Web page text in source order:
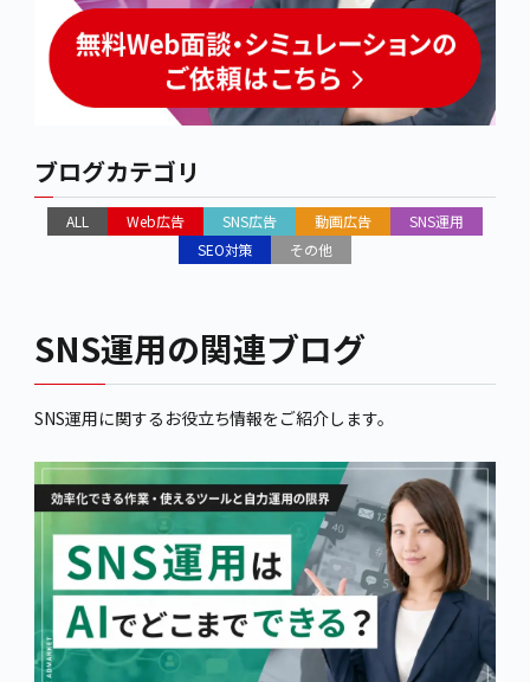
ブログカテゴリ
ALL Web広告 SNS広告 動画広告
SNS運用
SEO対策
その他
SNS運用の関連ブログ
SNS運用に関するお役立ち情報をご紹介します。